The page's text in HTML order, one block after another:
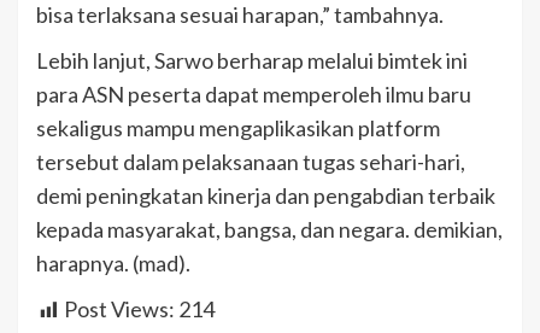
bisa terlaksana sesuai harapan,” tambahnya.
Lebih lanjut, Sarwo berharap melalui bimtek ini
para ASN peserta dapat memperoleh ilmu baru
sekaligus mampu mengaplikasikan platform
tersebut dalam pelaksanaan tugas sehari-hari,
demi peningkatan kinerja dan pengabdian terbaik
kepada masyarakat, bangsa, dan negara. demikian,
harapnya. (mad).
Post Views: 214